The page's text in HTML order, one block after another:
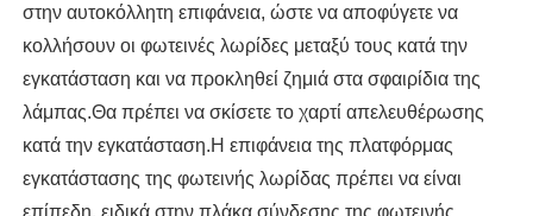
στην αυτοκόλλητη επιφάνεια, ώστε να αποφύγετε να
κολλήσουν οι φωτεινές λωρίδες μεταξύ τους κατά την
εγκατάσταση και να προκληθεί ζημιά στα σφαιρίδια της
λάμπας.Θα πρέπει να σκίσετε το χαρτί απελευθέρωσης
κατά την εγκατάσταση.Η επιφάνεια της πλατφόρμας
εγκατάστασης της φωτεινής λωρίδας πρέπει να είναι
επίπεδη, ειδικά στην πλάκα σύνδεσης της φωτεινής